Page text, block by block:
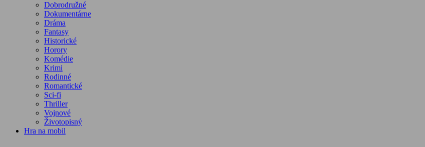
Dobrodružné
Dokumentárne
Dráma
Fantasy
Historické
Horory
Komédie
Krimi
Rodinné
Romantické
Sci-fi
Thriller
Vojnové
Životopisný
Hra na mobil